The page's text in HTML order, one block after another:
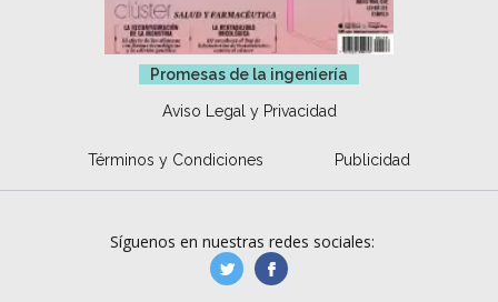
Promesas de la ingeniería
Aviso Legal y Privacidad
Términos y Condiciones Publicidad
Síguenos en nuestras redes sociales:
manufacturaGE